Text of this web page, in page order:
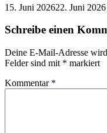
15. Juni 202622. Juni 2026
Schreibe einen
Deine E-Mail-Adresse
Felder sind mit * markiert
Kommentar *